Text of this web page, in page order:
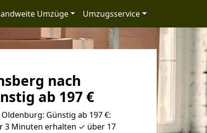
Umzüge Umzugsservice
nach
ab 197 €
Günstig ab 197 €:
3 Minuten erhalten ✓ über 17